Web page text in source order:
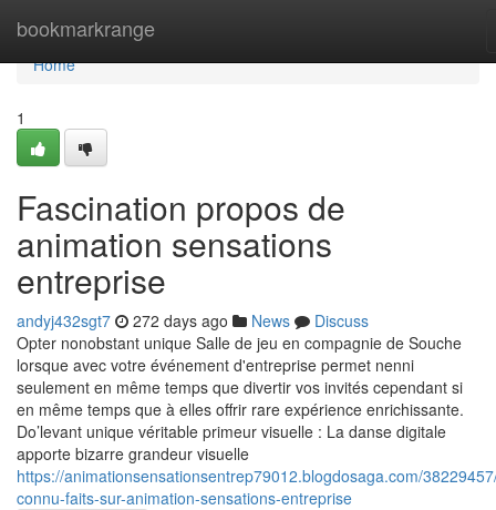
bookmarkrange
Home
Home
1
Fascination propos de
animation sensations
entreprise
andyj432sgt7 272 days ago News
Discuss
Opter nonobstant unique Salle de jeu en compagnie de Souche
lorsque avec votre événement d'entreprise permet nenni
seulement en même temps que divertir vos invités cependant si
en même temps que à elles offrir rare expérience enrichissante.
Do’levant unique véritable primeur visuelle : La danse digitale
apporte bizarre grandeur visuelle
https://animationsensationsentrep79012.blogdosaga.com/
connu-faits-sur-animation-sensations-entreprise